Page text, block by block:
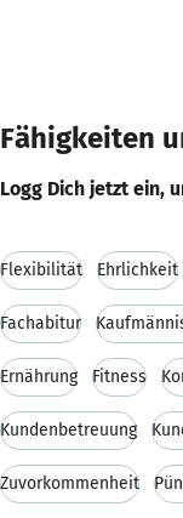
Fähigkeiten
Logg Dich jetzt ein,
Flexibilität Ehrlichkeit
Fachabitur
Ernährung Fitness
Kundenbetreuung
Zuvorkommenheit